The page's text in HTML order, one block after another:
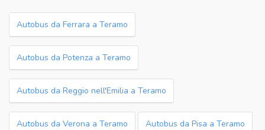
Autobus da Ferrara a Teramo
Autobus da Potenza a Teramo
Autobus da Reggio nell'Emilia a Teramo
Autobus da Verona a Teramo Autobus da Pisa a Teramo